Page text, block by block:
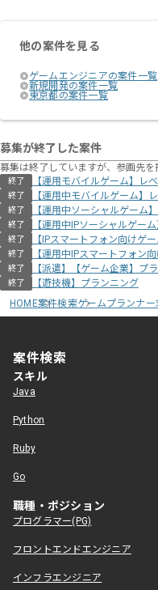
他の案件を見る
ゲームエンジニアの案件一覧
新規開発の案件一覧
東京都の案件一覧
募集が終了した案件
募集は終了していますが、参画先
終了 【運用モバイルゲーム】レ
終了 【運用中モバイルゲーム】
終了 【運用中ソーシャルゲーム
終了 【運用中IPソーシャルゲー
終了 【IPスマートフォン向けゲ
終了 【運用中IPスマートフォン
終了 【派遣】【ゲーム企業】プ
終了
【遊技機】プランニング
HOME案件検索ゲームプランナ
案件検索
スキル
Java
Python
Ruby
Go
職種・ポジション
プログラマー(PG)
フロントエンドエンジニア
インフラエンジニア